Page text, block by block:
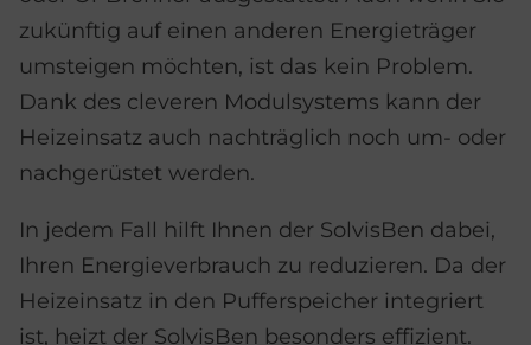
zukünftig auf einen anderen Energieträger
umsteigen möchten, ist das kein Problem.
Dank des cleveren Modulsystems kann der
Heizeinsatz auch nachträglich noch um- oder
nachgerüstet werden.
In jedem Fall hilft Ihnen der SolvisBen dabei,
Ihren Energieverbrauch zu reduzieren. Da der
Heizeinsatz in den Pufferspeicher integriert
ist, heizt der SolvisBen besonders effizient.